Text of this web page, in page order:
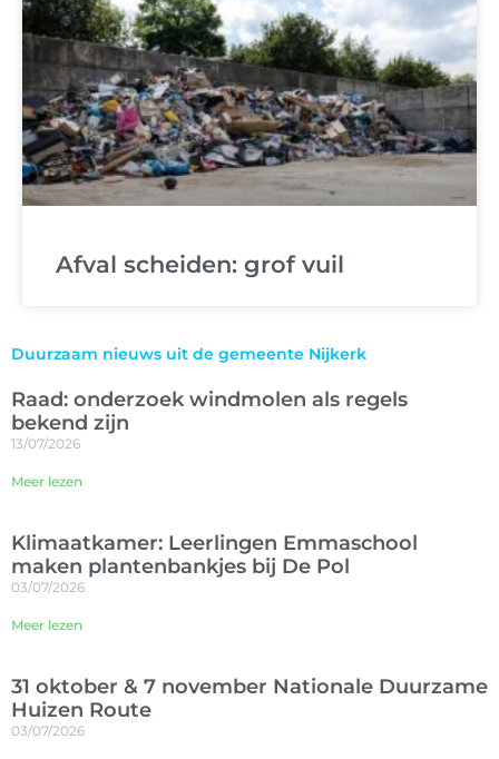
Afval scheiden: grof vuil
Duurzaam nieuws uit de gemeente Nijkerk
Raad: onderzoek windmolen als regels
bekend zijn
13/07/2026
Meer lezen
Klimaatkamer: Leerlingen Emmaschool
maken plantenbankjes bij De Pol
03/07/2026
Meer lezen
31 oktober & 7 november Nationale Duurzame
Huizen Route
03/07/2026